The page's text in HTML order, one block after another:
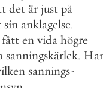
det är just på
sin anklagelse.
fått en vida högre
sanningskärlek.
sannings-